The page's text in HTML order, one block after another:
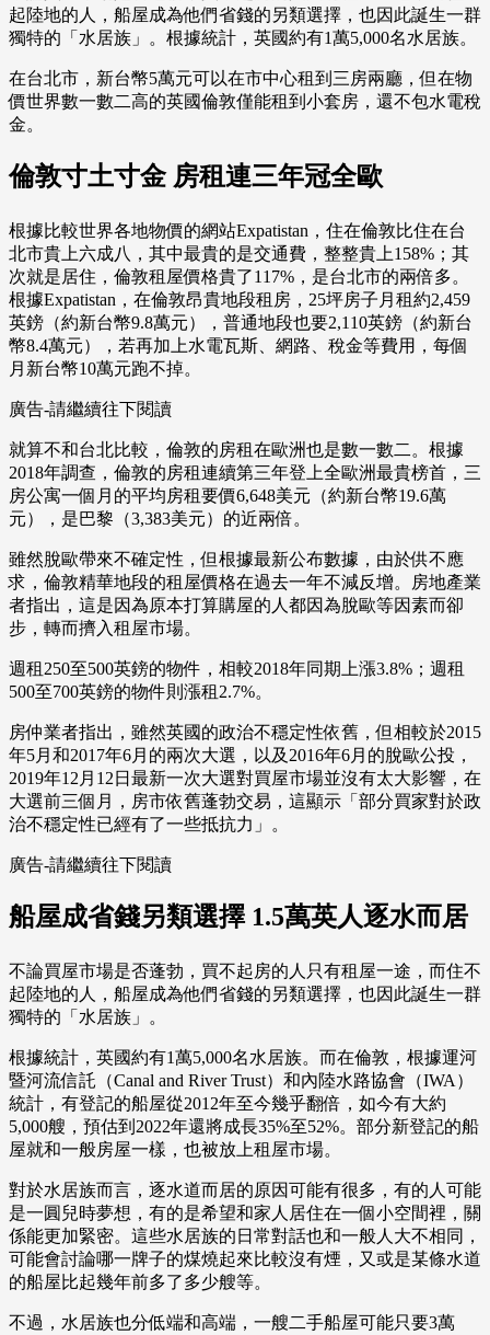
起陸地的人，船屋成為他們省錢的另類選擇，也因此誕生一群
獨特的「水居族」。根據統計，英國約有1萬5,000名水居族。
在台北市，新台幣5萬元可以在市中心租到三房兩廳，但在物
價世界數一數二高的英國倫敦僅能租到小套房，還不包水電稅
金。
倫敦寸土寸金 房租連三年冠全歐
根據比較世界各地物價的網站Expatistan，住在倫敦比住在台
北市貴上六成八，其中最貴的是交通費，整整貴上158%；其
次就是居住，倫敦租屋價格貴了117%，是台北市的兩倍多。
根據Expatistan，在倫敦昂貴地段租房，25坪房子月租約2,459
英鎊（約新台幣9.8萬元），普通地段也要2,110英鎊（約新台
幣8.4萬元），若再加上水電瓦斯、網路、稅金等費用，每個
月新台幣10萬元跑不掉。
廣告-請繼續往下閱讀
就算不和台北比較，倫敦的房租在歐洲也是數一數二。根據
2018年調查，倫敦的房租連續第三年登上全歐洲最貴榜首，三
房公寓一個月的平均房租要價6,648美元（約新台幣19.6萬
元），是巴黎（3,383美元）的近兩倍。
雖然脫歐帶來不確定性，但根據最新公布數據，由於供不應
求，倫敦精華地段的租屋價格在過去一年不減反增。房地產業
者指出，這是因為原本打算購屋的人都因為脫歐等因素而卻
步，轉而擠入租屋市場。
週租250至500英鎊的物件，相較2018年同期上漲3.8%；週租
500至700英鎊的物件則漲租2.7%。
房仲業者指出，雖然英國的政治不穩定性依舊，但相較於2015
年5月和2017年6月的兩次大選，以及2016年6月的脫歐公投，
2019年12月12日最新一次大選對買屋市場並沒有太大影響，在
大選前三個月，房市依舊蓬勃交易，這顯示「部分買家對於政
治不穩定性已經有了一些抵抗力」。
廣告-請繼續往下閱讀
船屋成省錢另類選擇 1.5萬英人逐水而居
不論買屋市場是否蓬勃，買不起房的人只有租屋一途，而住不
起陸地的人，船屋成為他們省錢的另類選擇，也因此誕生一群
獨特的「水居族」。
根據統計，英國約有1萬5,000名水居族。而在倫敦，根據運河
暨河流信託（Canal and River Trust）和內陸水路協會（IWA）
統計，有登記的船屋從2012年至今幾乎翻倍，如今有大約
5,000艘，預估到2022年還將成長35%至52%。部分新登記的船
屋就和一般房屋一樣，也被放上租屋市場。
對於水居族而言，逐水道而居的原因可能有很多，有的人可能
是一圓兒時夢想，有的是希望和家人居住在一個小空間裡，關
係能更加緊密。這些水居族的日常對話也和一般人大不相同，
可能會討論哪一牌子的煤燒起來比較沒有煙，又或是某條水道
的船屋比起幾年前多了多少艘等。
不過，水居族也分低端和高端，一艘二手船屋可能只要3萬